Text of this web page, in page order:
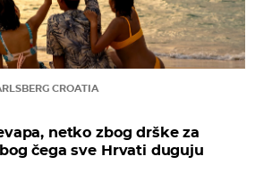
CROATIA
netko zbog drške za
čega sve Hrvati duguju